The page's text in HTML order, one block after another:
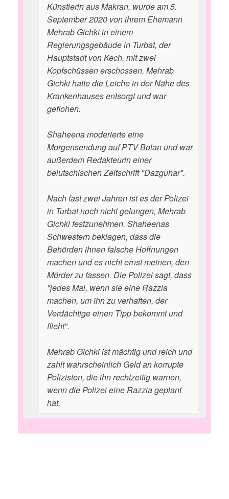
Künstlerin aus Makran, wurde am 5.
September 2020 von ihrem Ehemann
Mehrab Gichki in einem
Regierungsgebäude in Turbat, der
Hauptstadt von Kech, mit zwei
Kopfschüssen erschossen. Mehrab
Gichki hatte die Leiche in der Nähe des
Krankenhauses entsorgt und war
geflohen.
Shaheena moderierte eine
Morgensendung auf PTV Bolan und war
außerdem Redakteurin einer
belutschischen Zeitschrift "Dazguhar".
Nach fast zwei Jahren ist es der Polizei
in Turbat noch nicht gelungen, Mehrab
Gichki festzunehmen. Shaheenas
Schwestern beklagen, dass die
Behörden ihnen falsche Hoffnungen
machen und es nicht ernst meinen, den
Mörder zu fassen. Die Polizei sagt, dass
"jedes Mal, wenn sie eine Razzia
machen, um ihn zu verhaften, der
Verdächtige einen Tipp bekommt und
flieht".
Mehrab Gichki ist mächtig und reich und
zahlt wahrscheinlich Geld an korrupte
Polizisten, die ihn rechtzeitig warnen,
wenn die Polizei eine Razzia geplant
hat.